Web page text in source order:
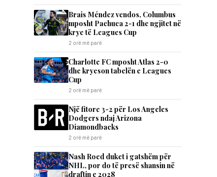
Brais Méndez vendos, Columbus
mposht Pachuca 2-1 dhe ngjitet në
krye të Leagues Cup
2 orë më parë
Charlotte FC mposht Atlas 2-0
dhe kryeson tabelën e Leagues
Cup
2 orë më parë
Një fitore 3-2 për Los Angeles
Dodgers ndaj Arizona
Diamondbacks
2 orë më parë
Nash Roed duket i gatshëm për
NHL, por do të presë shansin në
draftin e 2028